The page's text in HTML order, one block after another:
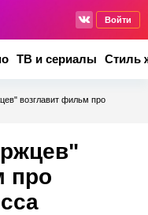
Войти
ТВ и сериалы Стиль
возглавит фильм про
про